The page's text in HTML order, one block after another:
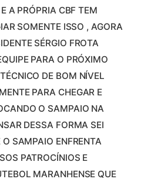
A PRÓPRIA CBF TEM
SOMENTE ISSO , AGORA
SÉRGIO FROTA
PARA O PRÓXIMO
DE BOM NÍVEL
PARA CHEGAR E
O SAMPAIO NA
DESSA FORMA SEI
SAMPAIO ENFRENTA
PATROCÍNIOS E
MARANHENSE QUE